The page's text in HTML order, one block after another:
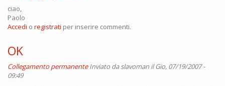
ciao,
Paolo
Accedi o registrati per inserire commenti.
OK
Collegamento permanente Inviato daslavoman il Gio, 07/19/2007 -
09:49